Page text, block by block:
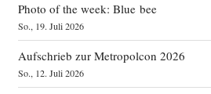
Photo of the week: Blue bee
So., 19. Juli 2026
Aufschrieb zur Metropolcon 2026
So., 12. Juli 2026